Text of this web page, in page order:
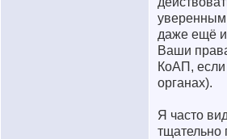
даже ещё и
Ваши
КоАП, если
органах).
Я часто
тщательно